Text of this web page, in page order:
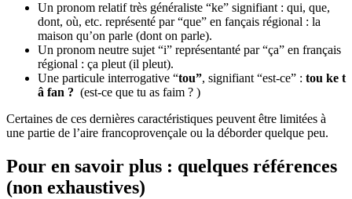
Un pronom relatif très généraliste “ke” signifiant : qui, que,
dont, où, etc. représenté par “que” en fançais régional : la
maison qu’on parle (dont on parle).
Un pronom neutre sujet “i” représentanté par “ça” en français
régional : ça pleut (il pleut).
Une particule interrogative “tou”, signifiant “est-ce” : tou ke t
â fan ? (est-ce que tu as faim ? )
Certaines de ces dernières caractéristiques peuvent être limitées à
une partie de l’aire francoprovençale ou la déborder quelque peu.
Pour en savoir plus : quelques références
(non exhaustives)